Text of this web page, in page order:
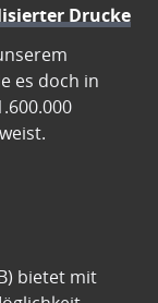
Drucke
es doch in
bietet mit